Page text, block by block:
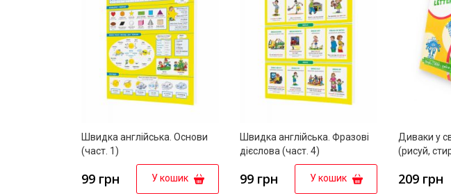
Швидка англійська. Основи
(част. 1)
99 грн У кошик
Швидка англійська. Фразові
дієслова (част. 4)
99 грн У кошик
Диваки у
(рисуй,
209 грн